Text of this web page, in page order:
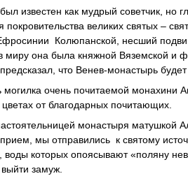
известен как мудрый советчик, но
покровительства великих святых –
Колюпанской, несший
миру она была княжной Вяземской и
что Венев-монастырь
могилка очень почитаемой
от благодарных почитающих.
монастыря матушкой
мы отправились к святому
воды которых опоясывают «поляну
замуж.